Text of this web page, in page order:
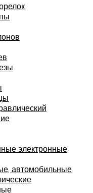
электронные
автомобильные